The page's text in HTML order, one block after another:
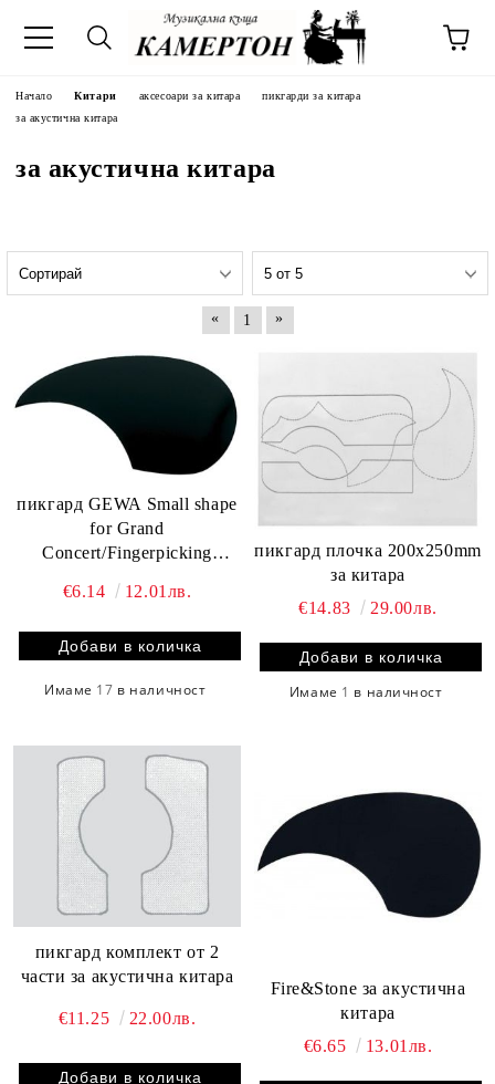
Начало Китари аксесоари за китара
пикгарди за китара
за акустична китара
за акустична китара
« 1 »
пикгард GEWA Small shape
for Grand
Concert/Fingerpicking
€6.14 12.01лв.
Имаме 17 в наличност
пикгард плочка 200x250mm
за китара
€14.83
29.00лв.
Имаме 1 в наличност
пикгард комплект от 2
части за акустична китара
€11.25 22.00лв.
Fire&Stone за акустична
китара
€6.65
13.01лв.